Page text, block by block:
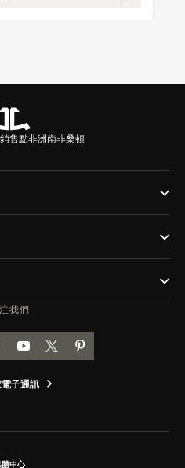
》
售點非洲南非桑頓
我們
頁面
LINKEDIN 頁面
往積家 FACEBOOK 頁面
前往積家 YOUTUBE 頁面
前往積家推特頁面
前往積家 PINTEREST
子通訊
體中心